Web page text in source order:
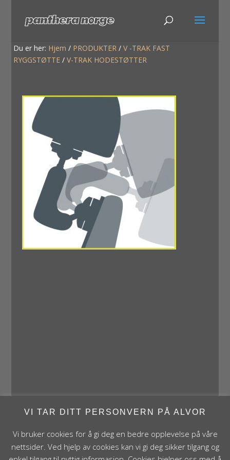
Du er her: Hjem / PRODUKTER /V -TRAK FAST
RYGGSTØTTE /V-TRAK HODESTØTTER
VI TAR DITT PERSONVERN PÅ ALVOR
Vi bruker cookies for å gi deg en bedre opplevelse på våre
nettsider. Ved hjelp av cookies kan vi gi deg sikker tilgang og